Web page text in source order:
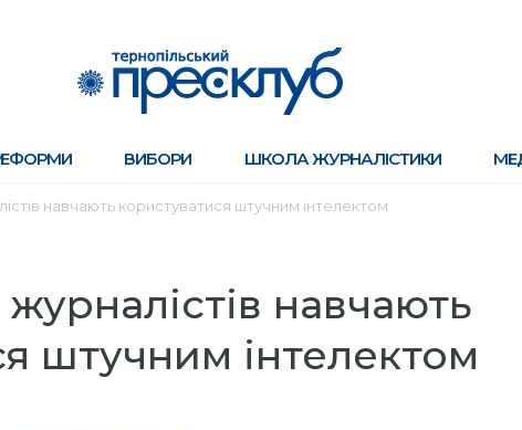
ВИБОРИ ШКОЛА ЖУРНАЛІСТИКИ
навчають користуватися штучним інтелектом
навчають
штучним інтелектом